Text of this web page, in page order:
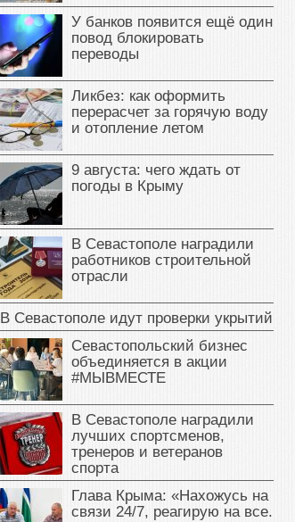
У банков появится ещё один
повод блокировать
переводы
Ликбез: как оформить
перерасчет за горячую воду
и отопление летом
9 августа: чего ждать от
погоды в Крыму
В Севастополе наградили
работников строительной
отрасли
В Севастополе идут проверки укрытий
Севастопольский бизнес
объединяется в акции
#МЫВМЕСТЕ
В Севастополе наградили
лучших спортсменов,
тренеров и ветеранов
спорта
Глава Крыма: «Нахожусь на
связи 24/7, реагирую на все.